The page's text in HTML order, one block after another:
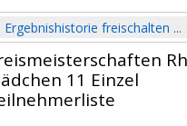
Ergebnishistorie freischalten ...
11 Einzel